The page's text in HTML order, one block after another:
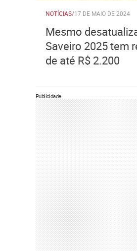
NOTÍCIAS/17 DE MAIO DE 2024
Mesmo
Saveiro 2025 tem
de até R$ 2.200
Publicidade